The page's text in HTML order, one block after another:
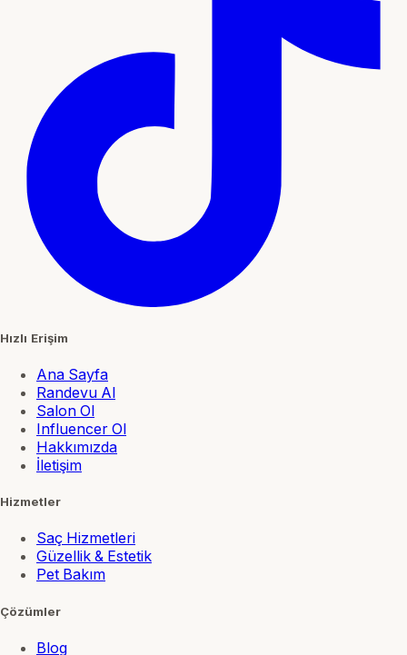
Hızlı Erişim
Ana Sayfa
Randevu Al
Salon Ol
Influencer Ol
Hakkımızda
İletişim
Hizmetler
Saç Hizmetleri
Güzellik & Estetik
Pet Bakım
Çözümler
Blog